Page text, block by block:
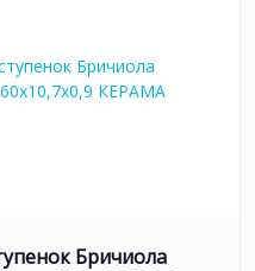
Бричиола